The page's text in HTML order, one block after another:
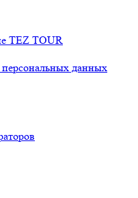
TEZ TOUR
персональных данных